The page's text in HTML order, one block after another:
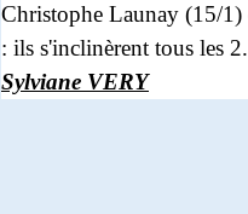
Christophe Launay (15/
: ils s'inclinèrent tous les 2.
Sylviane VERY